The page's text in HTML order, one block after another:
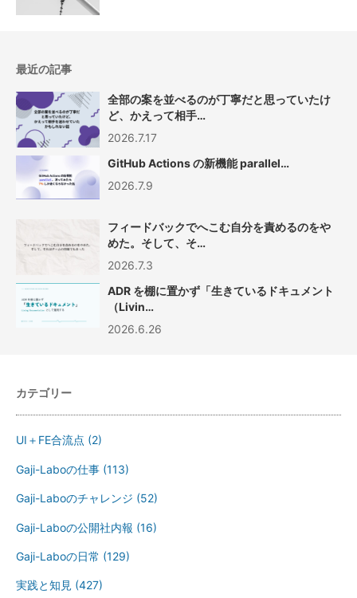
最近の記事
全部の案を並べるのが丁寧だと思っていたけ
ど、かえって相手…
2026.7.17
GitHub Actions の新機能 parallel…
2026.7.9
フィードバックでへこむ自分を責めるのをや
めた。そして、そ…
2026.7.3
ADR を棚に置かず「生きているドキュメント
（Livin…
2026.6.26
カテゴリー
UI＋FE合流点 (2)
Gaji-Laboの仕事 (113)
Gaji-Laboのチャレンジ (52)
Gaji-Laboの公開社内報 (16)
Gaji-Laboの日常 (129)
実践と知見 (427)